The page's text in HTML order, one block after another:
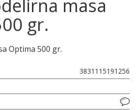
masa
gr.
Optima 500 gr.
3831115191256